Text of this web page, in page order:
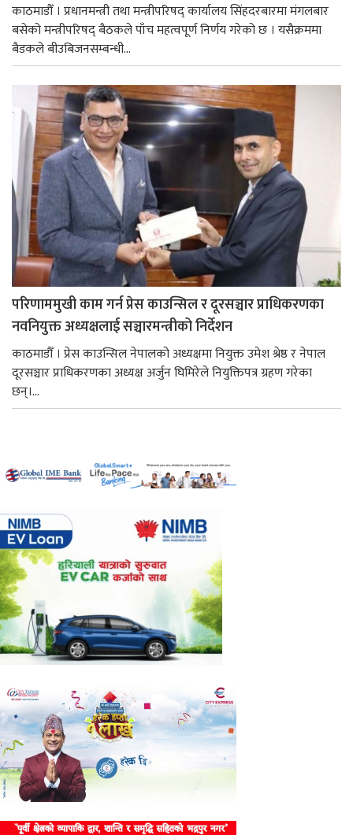
काठमाडौँ । प्रधानमन्त्री तथा मन्त्रीपरिषद् कार्यालय सिंहदरबारमा मंगलबार
बसेको मन्त्रीपरिषद् बैठकले पाँच महत्वपूर्ण निर्णय गरेको छ । यसैक्रममा
बैडकले बीउबिजनसम्बन्धी...
परिणाममुखी काम गर्न प्रेस काउन्सिल र दूरसञ्चार प्राधिकरणका
नवनियुक्त अध्यक्षलाई सञ्चारमन्त्रीको निर्देशन
काठमाडौँ । प्रेस काउन्सिल नेपालको अध्यक्षमा नियुक्त उमेश श्रेष्ठ र नेपाल
दूरसञ्चार प्राधिकरणका अध्यक्ष अर्जुन घिमिरेले नियुक्तिपत्र ग्रहण गरेका
छन्।...